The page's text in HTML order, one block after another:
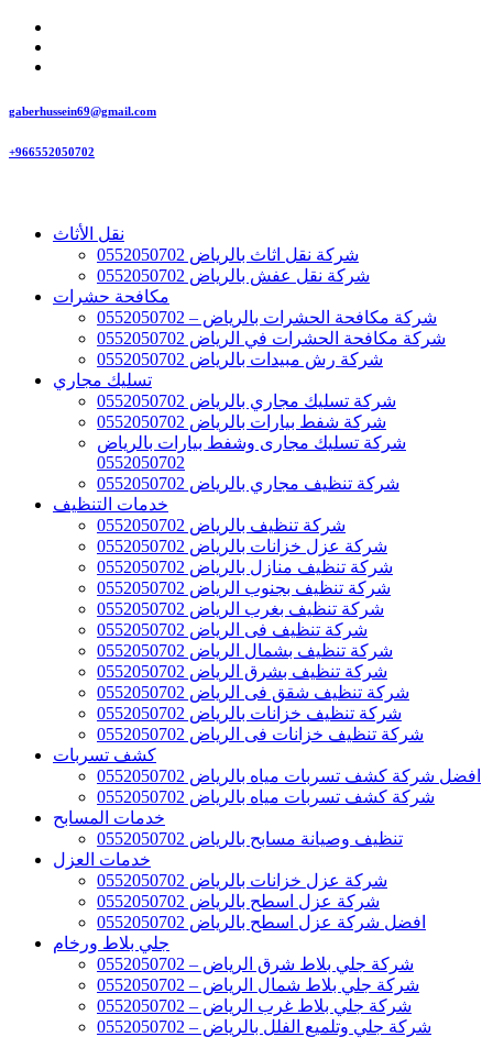
gaberhussein69@gmail.com
+966552050702
نقل الأثاث
شركة نقل اثاث بالرياض 0552050702
شركة نقل عفش بالرياض 0552050702
مكافحة حشرات
شركة مكافحة الحشرات بالرياض – 0552050702
شركة مكافحة الحشرات في الرياض 0552050702
شركة رش مبيدات بالرياض 0552050702
تسليك مجاري
شركة تسليك مجاري بالرياض 0552050702
شركة شفط بيارات بالرياض 0552050702
شركة تسليك مجارى وشفط بيارات بالرياض
0552050702
شركة تنظيف مجاري بالرياض 0552050702
خدمات التنظيف
شركة تنظيف بالرياض 0552050702
شركة عزل خزانات بالرياض 0552050702
شركة تنظيف منازل بالرياض 0552050702
شركة تنظيف بجنوب الرياض 0552050702
شركة تنظيف بغرب الرياض 0552050702
شركة تنظيف فى الرياض 0552050702
شركة تنظيف بشمال الرياض 0552050702
شركة تنظيف بشرق الرياض 0552050702
شركة تنظيف شقق فى الرياض 0552050702
شركة تنظيف خزانات بالرياض 0552050702
شركة تنظيف خزانات فى الرياض 0552050702
كشف تسربات
افضل شركة كشف تسربات مياه بالرياض 0552050702
شركة كشف تسربات مياه بالرياض 0552050702
خدمات المسابح
تنظيف وصيانة مسابح بالرياض 0552050702
خدمات العزل
شركة عزل خزانات بالرياض 0552050702
شركة عزل اسطح بالرياض 0552050702
افضل شركة عزل اسطح بالرياض 0552050702
جلي بلاط ورخام
شركة جلي بلاط شرق الرياض – 0552050702
شركة جلي بلاط شمال الرياض – 0552050702
شركة جلي بلاط غرب الرياض – 0552050702
شركة جلي وتلميع الفلل بالرياض – 0552050702